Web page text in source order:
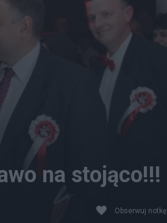
na stojąco!!!
Obserwuj notkę